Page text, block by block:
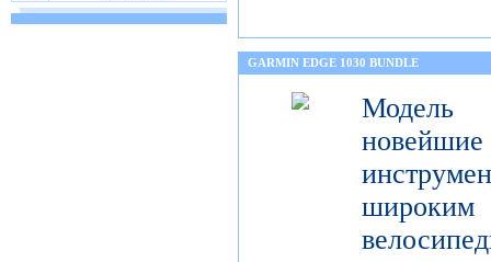
GARMIN EDGE 1030 BUNDLE
Модель